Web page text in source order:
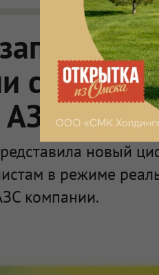
сервис
АЗС
новый
в режиме
компании.